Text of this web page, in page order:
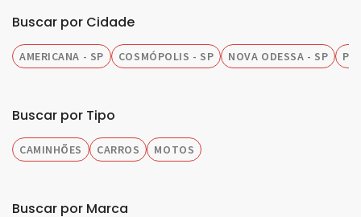
Buscar por Cidade
AMERICANA - SP COSMÓPOLIS - SP NOVA ODESSA - SP
Buscar por Tipo
CAMINHÕES CARROS MOTOS
Buscar por Marca